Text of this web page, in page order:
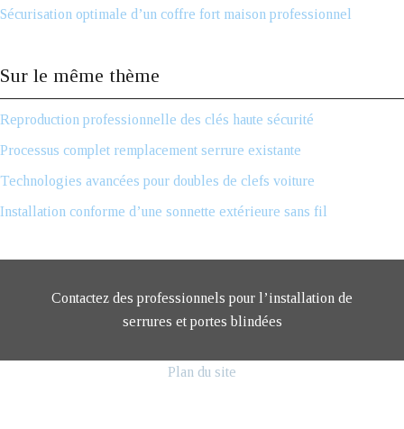
Sécurisation optimale d’un coffre fort maison professionnel
Sur le même thème
Reproduction professionnelle des clés haute sécurité
Processus complet remplacement serrure existante
Technologies avancées pour doubles de clefs voiture
Installation conforme d’une sonnette extérieure sans fil
Contactez des professionnels pour l’installation de
serrures et portes blindées
Plan du site